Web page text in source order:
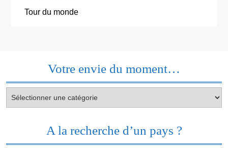
Tour du monde
Votre envie du moment…
envie
A la recherche d’un pays ?